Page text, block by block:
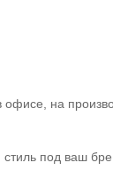
на
под ваш